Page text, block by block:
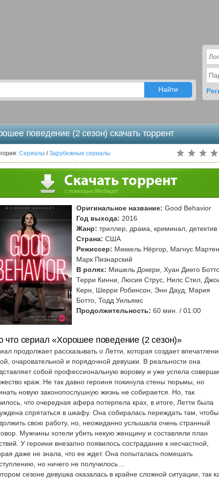
поведение (2 сезон) скачать торрент
Сериалы /Зарубежные сериалы
Оригинальное название: Good Behavior
Год выхода: 2016
Жанр: триллер, драма, криминал, детектив
Страна: США
Режиссер: Миккель Нёргор, Магнус
Марк Пизнарский
В ролях: Мишель Докери, Хуан Диего
Терри Кинни, Люсия Струс, Нилс Стил,
Керн, Шерри Робинсон, Энн Дауд, Мария
Ботто, Тодд Уильямс
Продолжительность: 60 мин. / 01:00
что сериал «Хорошее поведение (2 сезон)»
продолжает рассказывать о Летти, которая создает
очаровательной и порядочной девушки. В реальности она
собой профессиональную воровку и уже успела
краж. Не так давно героиня покинула стены тюрьмы, но
новую законопослушную жизнь не собирается. Но, так
что очередная афера потерпела крах, в итоге, Летти была
спрятаться в шкафу. Она собиралась переждать там, чтобы
свою работу, но, неожиданно услышала очень странный
Мужчины хотели убить некую женщину и составляли план
У героини внезапно появилось сострадание к несчастной,
даже не знала, что ее ждет. Она попыталась помешать
но ничего не получилось…
сезоне девушка оказалась в крайне сложной ситуации, так